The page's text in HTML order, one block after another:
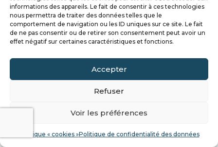
informations des appareils. Le fait de consentir à ces technologies
nous permettra de traiter des données telles que le
comportement de navigation ou les ID uniques sur ce site. Le fait
de ne pas consentir ou de retirer son consentement peut avoir un
effet négatif sur certaines caractéristiques et fonctions.
Accepter
Refuser
Voir les préférences
Politique « cookies »Politique de confidentialité des données
de vie résidentiel et sa proximité avec Paris. Le
prix immobilier à Meudon reste dynamique en
2026, avec des variations importantes selon les
quartiers. En 2026, le prix immobilier à...